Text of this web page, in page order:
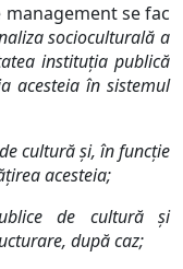
se fac
socioculturală a
instituţia publică
acesteia în sistemul
cultură şi, în funcţie
acesteia;
de cultură şi
după caz;